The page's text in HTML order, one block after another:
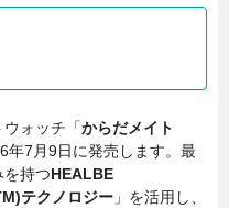
ォッチ「からだメイト
年7月9日に発売します。最
を持つHEALBE
テクノロジー 」を活用し、